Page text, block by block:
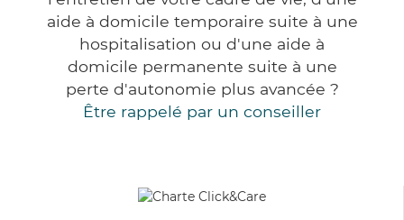
aide à domicile temporaire suite à une
hospitalisation ou d'une aide à
domicile permanente suite à une
perte d'autonomie plus avancée ?
Être rappelé par un conseiller